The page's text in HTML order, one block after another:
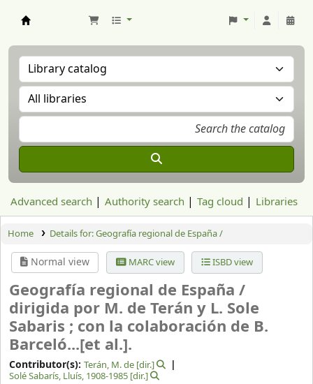
Advanced search Authority search Tag cloud Libraries
Home Details for:Geografía regional de España /
Normal view MARC view ISBD view
Geografía regional de España /
dirigida por M. de Terán y L. Sole
Sabaris ; con la colaboración de B.
Barceló...[et al.].
Contributor(s): Terán, M. de [dir.]
Solé Sabarís, Lluís, 1908-1985 [dir.]